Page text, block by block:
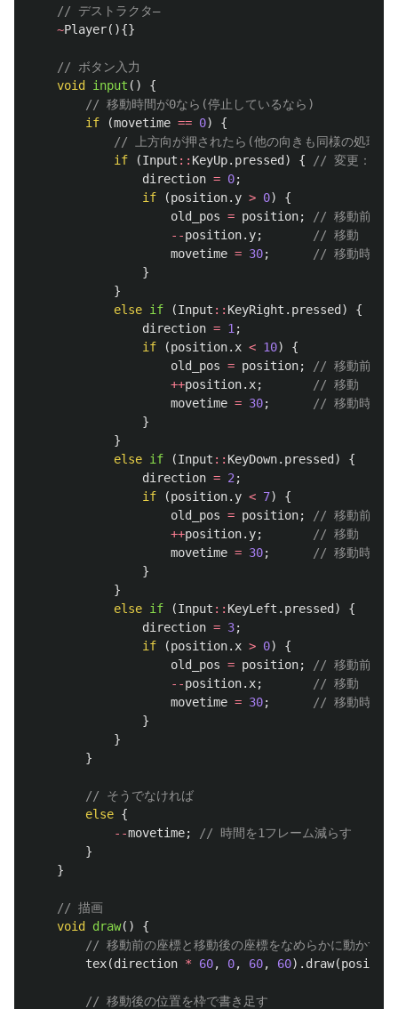
// デストラクタ―
~Player(){}
// ボタン入力
void
input ()
{
// 移動時間が0なら(停止しているなら)
if
(movetime == 0)
{
// 上方向が押されたら(他の向きも同様の処理)
if
(Input :: KeyUp. pressed ) {
// 変更：「お
direction = 0;
if
(position. y > 0)
{
old_pos = position;
// 移動前の座
--position. y;
// 移動
movetime = 30;
// 移動時間を
}
}
else if (Input :: KeyRight . pressed )
{
direction = 1 ;
if
(position. x < 10)
{
old_pos = position;
// 移動前の座
++position. x;
// 移動
movetime = 30;
// 移動時間を
}
}
else if (Input :: KeyDown. pressed )
{
direction = 2 ;
if
(position. y < 7)
{
old_pos = position;
// 移動前の座
++position. y;
// 移動
movetime = 30;
// 移動時間を
}
}
else if (Input :: KeyLeft . pressed )
{
direction = 3;
if
(position. x > 0)
{
old_pos = position;
// 移動前の座
--position. x;
// 移動
movetime = 30;
// 移動時間を
}
}
}
// そうでなければ
else {
--movetime;
// 時間を1フレーム減らす
}
}
// 描画
void
draw()
{
// 移動前の座標と移動後の座標をなめらかに動かす計
tex(direction * 60, 0, 60, 60). draw(position
// 移動後の位置を枠で書き足す